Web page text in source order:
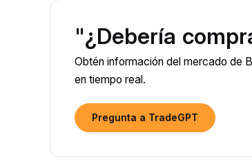
"¿Debería
Obtén información del mercado de
en tiempo real.
Pregunta a TradeGPT